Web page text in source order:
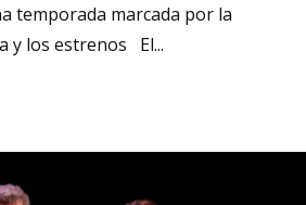
temporada marcada por la
y los estrenos El...